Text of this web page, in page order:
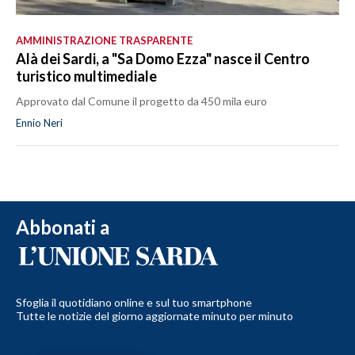
AMMINISTRAZIONE TRASPARENTE
Alà dei Sardi, a "Sa Domo Ezza" nasce il Centro
turistico multimediale
Approvato dal Comune il progetto da 450 mila euro
Ennio Neri
Abbonati a
Sfoglia il quotidiano online e sul tuo smartphone
Tutte le notizie del giorno aggiornate minuto per minuto